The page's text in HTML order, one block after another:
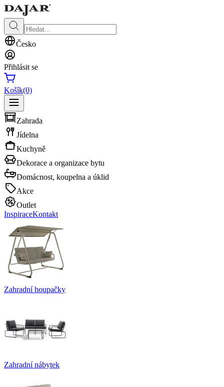
Česko
Přihlásit se
Košík(0)
Zahrada
Jídelna
Kuchyně
Dekorace a organizace bytu
Domácnost, koupelna a úklid
Akce
Outlet
InspiraceKontakt
Zahradní houpačky
Zahradní nábytek